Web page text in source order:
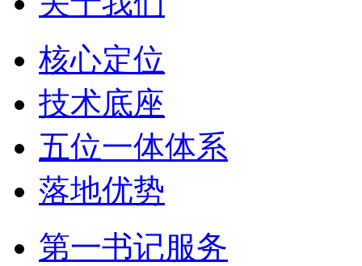
核心定位
技术底座
五位一体体系
落地优势
第一书记服务